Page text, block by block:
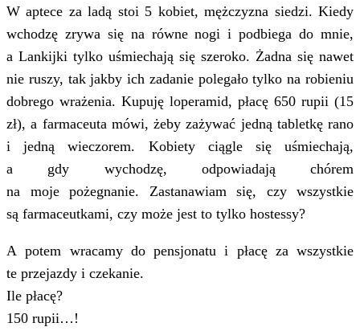
W aptece za ladą stoi 5 kobiet, mężczyzna siedzi. Kiedy
wchodzę zrywa się na równe nogi i podbiega do mnie,
a Lankijki tylko uśmiechają się szeroko. Żadna się nawet
nie ruszy, tak jakby ich zadanie polegało tylko na robieniu
dobrego wrażenia. Kupuję loperamid, płacę 650 rupii (15
zł), a farmaceuta mówi, żeby zażywać jedną tabletkę rano
i jedną wieczorem. Kobiety ciągle się uśmiechają,
a gdy wychodzę, odpowiadają chórem
na moje pożegnanie. Zastanawiam się, czy wszystkie
są farmaceutkami, czy może jest to tylko hostessy?
A potem wracamy do pensjonatu i płacę za wszystkie
te przejazdy i czekanie.
Ile płacę?
150 rupii…!